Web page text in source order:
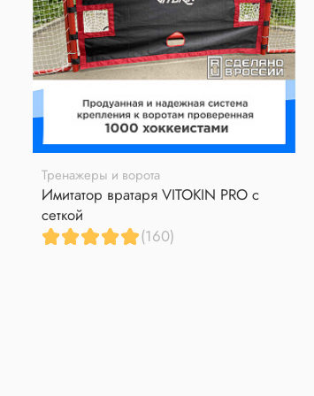
Тренажеры и ворота
Имитатор вратаря VITOKIN PRO с
сеткой
(160)